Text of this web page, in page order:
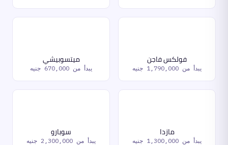
فولكس فاجن
يبدأ من 1,790,000 جنيه
ميتسوبيشي
يبدأ من 670,000 جنيه
مازدا
يبدأ من 1,300,000 جنيه
سوبارو
يبدأ من 2,300,000 جنيه